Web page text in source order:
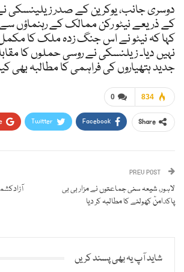
دوسری جانب، یوکرین کے صدر زیلینسکی
کے ذریعے نیٹو رکن ممالک کے رہنماؤں
کہا کہ نیٹو نے اس جنگ زدہ ملک کا مکمل
نہیں دیا۔ زیلنسکی نے روسی حملوں کا
جدید ہتھیاروں کی فراہمی کا مطالبہ بھی
0 834
Share
Facebook
Twitter
لاہور، شیعہ سنی جماعتوں نے مزار بی بی
پاکدامنؒ کھولنے کا مطالبہ کر دیا
شاید آپ یہ بھی پسند کریں